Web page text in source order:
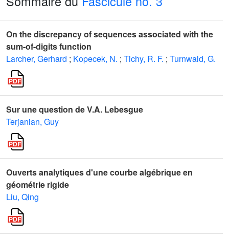
On the discrepancy of sequences associated with the
sum-of-digits function
Larcher, Gerhard ; Kopecek, N. ; Tichy, R. F. ; Turnwald, G.
Sur une question de V.A. Lebesgue
Terjanian, Guy
Ouverts analytiques d'une courbe algébrique en
géométrie rigide
Liu, Qing